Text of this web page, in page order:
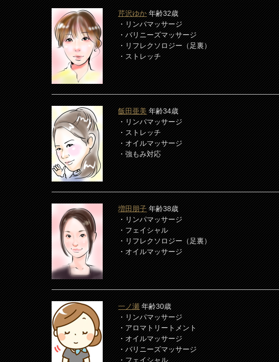
芹沢ゆか年齢32歳
・リンパマッサージ
・バリニーズマッサージ
・リフレクソロジー（足裏）
・ストレッチ
飯田亜美年齢34歳
・リンパマッサージ
・ストレッチ
・オイルマッサージ
・強もみ対応
増田朋子年齢38歳
・リンパマッサージ
・フェイシャル
・リフレクソロジー（足裏）
・オイルマッサージ
一ノ瀬年齢30歳
・リンパマッサージ
・アロマトリートメント
・オイルマッサージ
・バリニーズマッサージ
・フェイシャル